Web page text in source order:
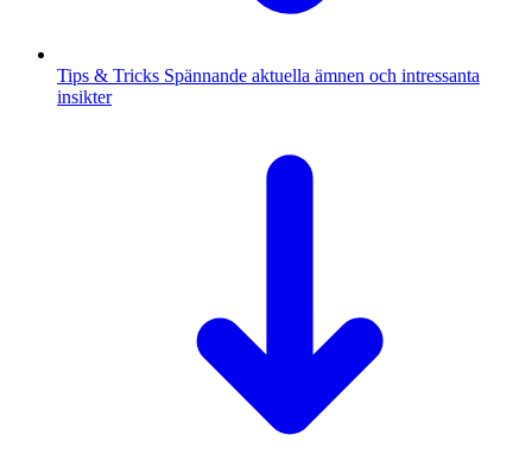
Tips & Tricks Spännande aktuella ämnen och intressanta
insikter